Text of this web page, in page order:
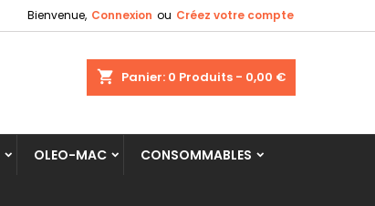
Bienvenue, Connexion ou Créez votre compte
shopping_cart Panier: 0 Produits - 0,00 €
OLEO-MAC CONSOMMABLES